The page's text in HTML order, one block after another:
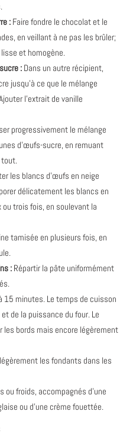
: Faire fondre le chocolat et le
en veillant à ne pas les brûler;
et homogène.
: Dans un autre récipient,
jusqu'à ce que le mélange
l'extrait de vanille
progressivement le mélange
d'œufs-sucre, en remuant
tout.
les blancs d'œufs en neige
délicatement les blancs en
trois fois, en soulevant la
tamisée en plusieurs fois, en
: Répartir la pâte uniformément
15 minutes. Le temps de cuisson
de la puissance du four. Le
bords mais encore légèrement
les fondants dans les
ou froids, accompagnés d'une
ou d'une crème fouettée.